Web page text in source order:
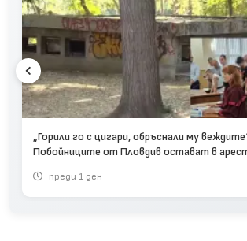
„Горили го с цигари, обръснали му
Побойниците от Пловдив остават в
преди 1 ден